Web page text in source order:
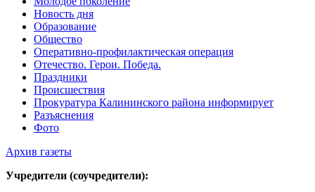
Новость дня
Образование
Общество
Оперативно-профилактическая операция
Отечество. Герои. Победа.
Праздники
Происшествия
Прокуратура Калининского района информирует
Разъяснения
Фото
Архив газеты
Учредители (соучредители):